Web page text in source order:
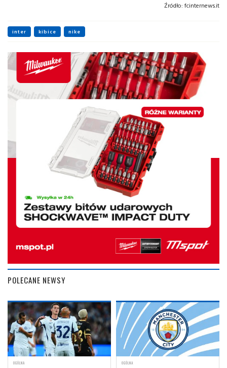
Źródło: fcinternews.it
inter kibice nike
POLECANE NEWSY
OGÓLNA OGÓLNA